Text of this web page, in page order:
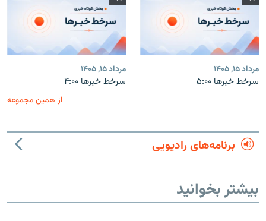
مرداد ۱۵, ۱۴۰۵
سرخط خبرها ۵:۰۰
مرداد ۱۵, ۱۴۰۵
سرخط خبرها ۴:۰۰
از همین مجموعه
برنامه‌های رادیویی
بیشتر بخوانید